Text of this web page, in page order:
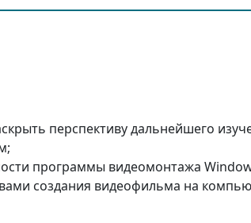
перспективу дальнейшего
программы видеомонтажа
создания видеофильма на